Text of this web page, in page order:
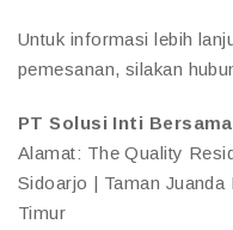
Untuk informasi lebih
pemesanan, silakan
PT Solusi Inti Bersama
Alamat: The Quality
Sidoarjo | Taman
Timur